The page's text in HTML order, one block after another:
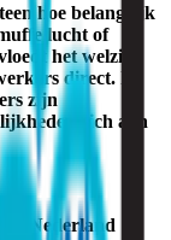
hoe belangrijk
lucht of
het welzijn
direct. In
zijn
zich aan
in Nederland